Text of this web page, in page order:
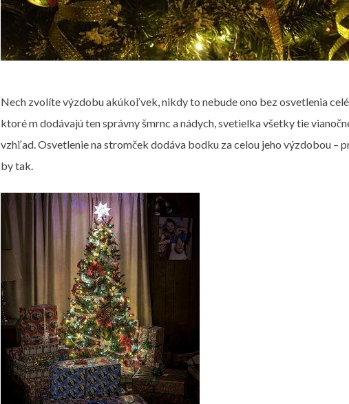
Nech zvolíte výzdobu akúkoľvek, nikdy to nebude ono bez osvetlenia
ktoré m dodávajú ten správny šmrnc a nádych, svetielka všetky tie
vzhľad. Osvetlenie na stromček dodáva bodku za celou jeho výzdobou –
by tak.